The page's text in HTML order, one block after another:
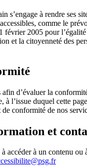
s’engage à rendre ses
comme le
février 2005 pour l’égalité
et la citoyenneté des
d’évaluer la
à l’issue duquel cette
conformité de nos
et
accéder à un contenu ou